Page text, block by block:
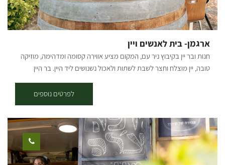
ארגמן- בית לאנשים ויין
חנות ובר יין בקיבוץ ניר עם, המקום מציע אווירה קסומה ומדהימה, מוזיקה
טובה, יין מוצלח וחצר לשבת לשתות ולאכול נשנושים ליד היין. בר היין
תושב הקיבוץ, מתוך אהבה גדולה ליין ולאנשים טובים. המטרה המרכזית
של המקום הינה חיבור בין אנשים לבין יין ישראלי בוטיקי, ונמכרים בו יינות
של 5 יקבים ישראליים המגיעים מכל קצוות הארץ. בנוסף לביקור בבר היין
בסופי השבוע, ניתן להזמין חבילות שי
לפרטים נוספים